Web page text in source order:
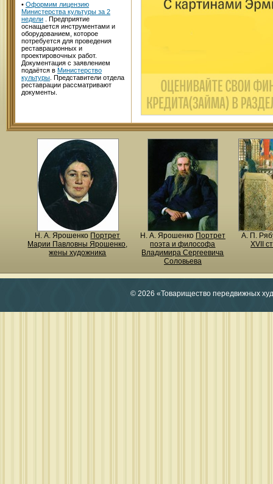
• Оформим лицензию
Министерства культуры за 2
недели . Предприятие
оснащается инструментами и
оборудованием, которое
потребуется для проведения
реставрационных и
проектировочных работ.
Документация с заявлением
подаётся в Министерство
культуры . Представители отдела
реставрации рассматривают
документы.
Н. A. Ярошенко Портрет
Марии Павловны Ярошенко,
жены художника
Н. A. Ярошенко Портрет
поэта и философа
Владимира Сергеевича
Соловьева
А. П.
XVII
© 2026 «Товарищество передвижных